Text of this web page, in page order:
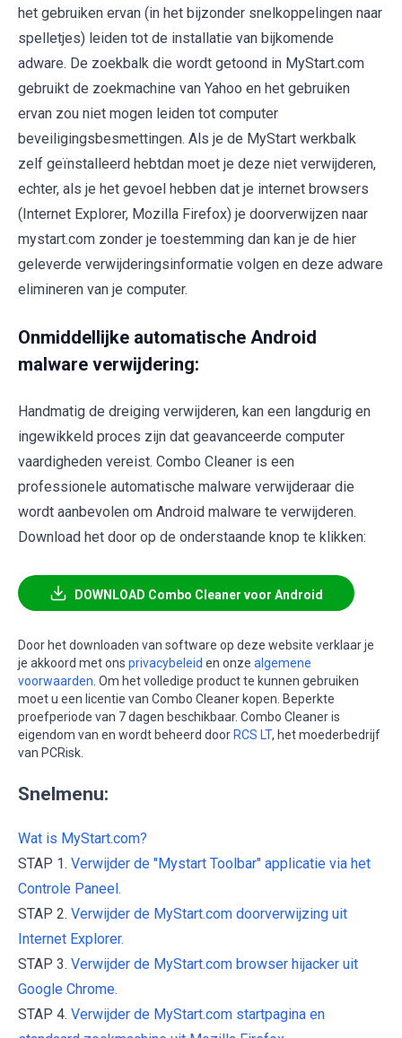
het gebruiken ervan (in het bijzonder snelkoppelingen naar
spelletjes) leiden tot de installatie van bijkomende
adware. De zoekbalk die wordt getoond in MyStart.com
gebruikt de zoekmachine van Yahoo en het gebruiken
ervan zou niet mogen leiden tot computer
beveiligingsbesmettingen. Als je de MyStart werkbalk
zelf geïnstalleerd hebtdan moet je deze niet verwijderen,
echter, als je het gevoel hebben dat je internet browsers
(Internet Explorer, Mozilla Firefox) je doorverwijzen naar
mystart.com zonder je toestemming dan kan je de hier
geleverde verwijderingsinformatie volgen en deze adware
elimineren van je computer.
Onmiddellijke automatische Android
malware verwijdering:
Handmatig de dreiging verwijderen, kan een langdurig en
ingewikkeld proces zijn dat geavanceerde computer
vaardigheden vereist. Combo Cleaner is een
professionele automatische malware verwijderaar die
wordt aanbevolen om Android malware te verwijderen.
Download het door op de onderstaande knop te klikken:
DOWNLOAD Combo Cleaner voor Android
Door het downloaden van software op deze website verklaar je
je akkoord met ons privacybeleid en onze algemene
voorwaarden . Om het volledige product te kunnen gebruiken
moet u een licentie van Combo Cleaner kopen. Beperkte
proefperiode van 7 dagen beschikbaar. Combo Cleaner is
eigendom van en wordt beheerd door RCS LT, het moederbedrijf
van PCRisk.
Snelmenu:
Wat is MyStart.com?
STAP 1. Verwijder de "Mystart Toolbar" applicatie via het
Controle Paneel.
STAP 2. Verwijder de MyStart.com doorverwijzing uit
Internet Explorer.
STAP 3. Verwijder de MyStart.com browser hijacker uit
Google Chrome.
STAP 4. Verwijder de MyStart.com startpagina en